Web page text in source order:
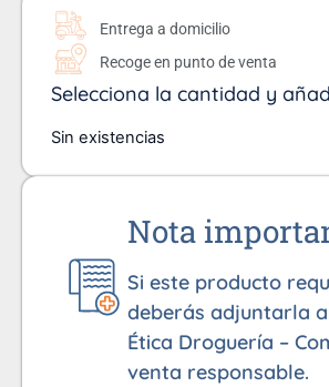
Entrega a domicilio
Recoge en punto de venta
Selecciona la cantidad y
Sin existencias
Nota
Si este producto
deberás adjuntarla
Ética Droguería –
venta responsable.